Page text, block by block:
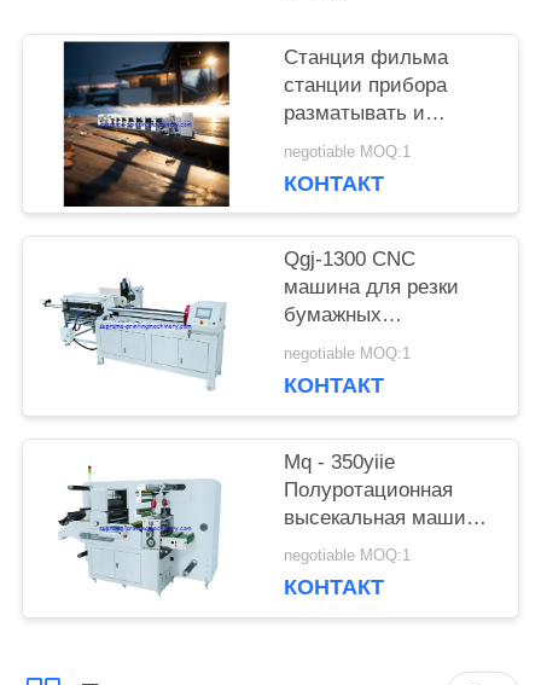
ПОЛИТИКА
КОНФИДЕНЦИАЛЬНОСТИ
Станция фильма
станции прибора
разматывать и
перематывать
HBRY-W нон-стоп
прокатывая
negotiable MOQ:1
КОНТАКТ
Qgj-1300 CNC
машина для резки
бумажных
пластиковых труб
negotiable MOQ:1
КОНТАКТ
Mq - 350yiie
Полуротационная
высекальная машина
с продольной резкой
negotiable MOQ:1
КОНТАКТ